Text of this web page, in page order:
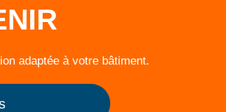
adaptée à votre bâtiment.